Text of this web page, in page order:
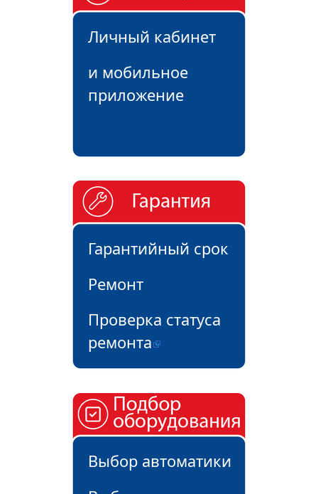
Личный кабинет
и мобильное
приложение
Гарантийный срок
Ремонт
Проверка статуса
ремонта
Выбор автоматики